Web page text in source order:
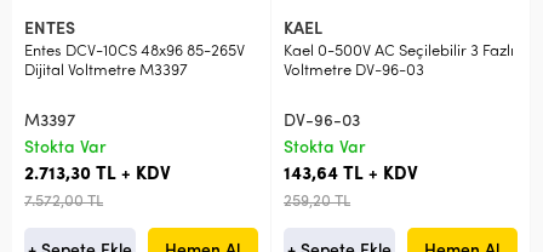
ENTES
Entes DCV-10CS 48x96 85-265V
Dijital Voltmetre M3397
M3397
Stokta Var
2.713,30 TL + KDV
7.572,00 TL
KAEL
Kael 0-500V AC Seçilebilir 3 Fazlı
Voltmetre DV-96-03
DV-96-03
Stokta Var
143,64 TL + KDV
259,20 TL